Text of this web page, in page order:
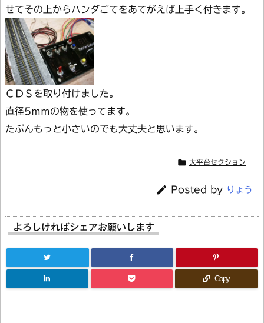
せてその上からハンダごてをあてがえば上手く付きます。
ＣＤＳを取り付けました。
直径5ｍｍの物を使ってます。
たぶんもっと小さいのでも大丈夫と思います。
 大平台セクション
 Posted by りょう
よろしければシェアお願いします
Copy